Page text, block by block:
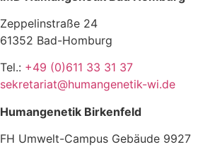
Zeppelinstraße 24
61352 Bad-Homburg
Tel.: +49 (0)611 33 31 37
sekretariat@humangenetik-wi.de
Humangenetik Birkenfeld
FH Umwelt-Campus Gebäude 9927